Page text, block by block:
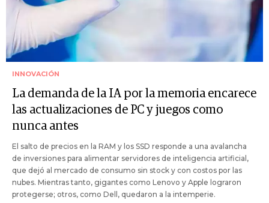
INNOVACIÓN
La demanda de la IA por la memoria encarece
las actualizaciones de PC y juegos como
nunca antes
El salto de precios en la RAM y los SSD responde a una avalancha
de inversiones para alimentar servidores de inteligencia artificial,
que dejó al mercado de consumo sin stock y con costos por las
nubes. Mientras tanto, gigantes como Lenovo y Apple lograron
protegerse; otros, como Dell, quedaron a la intemperie.